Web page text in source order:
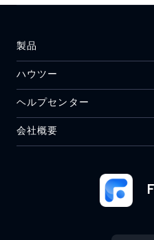
製品
ハウツー
ヘルプセンター
会社概要